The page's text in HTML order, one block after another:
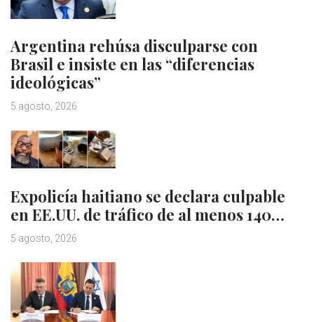
Argentina rehúsa disculparse con
Brasil e insiste en las “diferencias
ideológicas”
5 agosto, 2026
Expolicía haitiano se declara culpable
en EE.UU. de tráfico de al menos 140…
5 agosto, 2026